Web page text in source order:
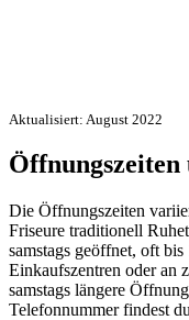
Aktualisiert: August 2022
Die Öffnungszeiten
Friseure traditionell
samstags geöffnet, oft
Einkaufszentren oder an
samstags längere
Telefonnummer findest